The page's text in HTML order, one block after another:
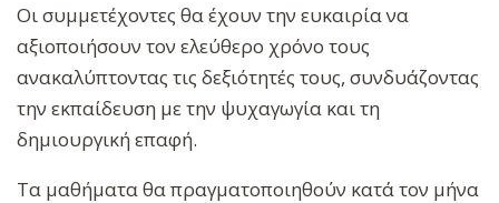
Οι συμμετέχοντες θα έχουν την ευκαιρία να
αξιοποιήσουν τον ελεύθερο χρόνο τους
ανακαλύπτοντας τις δεξιότητές τους, συνδυάζοντας
την εκπαίδευση με την ψυχαγωγία και τη
δημιουργική επαφή.
Τα μαθήματα θα πραγματοποιηθούν κατά τον μήνα